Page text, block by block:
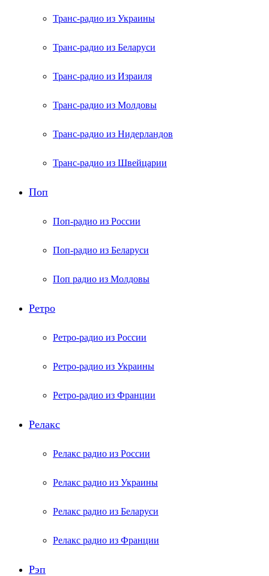
Транс-радио из Украины
Транс-радио из Беларуси
Транс-радио из Израиля
Транс-радио из Молдовы
Транс-радио из Нидерландов
Транс-радио из Швейцарии
Поп
Поп-радио из России
Поп-радио из Беларуси
Поп радио из Молдовы
Ретро
Ретро-радио из России
Ретро-радио из Украины
Ретро-радио из Франции
Релакс
Релакс радио из России
Релакс радио из Украины
Релакс радио из Беларуси
Релакс радио из Франции
Рэп